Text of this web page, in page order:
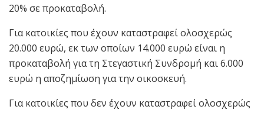
20% σε προκαταβολή.
Για κατοικίες που έχουν καταστραφεί ολοσχερώς
20.000 ευρώ, εκ των οποίων 14.000 ευρώ είναι η
προκαταβολή για τη Στεγαστική Συνδρομή και 6.000
ευρώ η αποζημίωση για την οικοσκευή.
Για κατοικίες που δεν έχουν καταστραφεί ολοσχερώς